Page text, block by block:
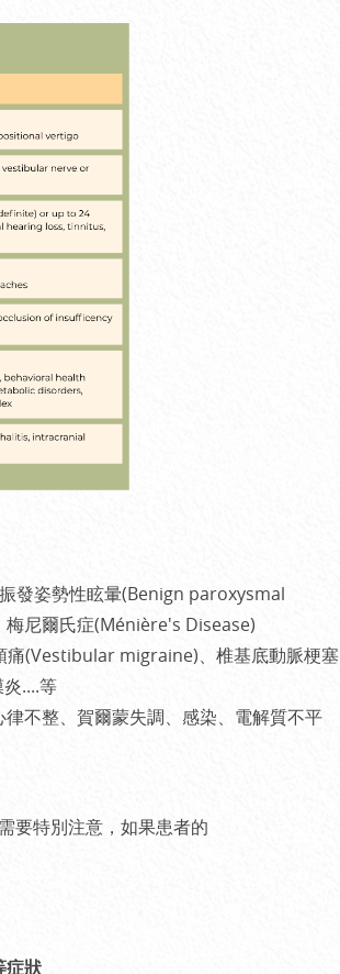
發姿勢性眩暈(Benign paroxysmal
尼爾氏症(Ménière's Disease)
痛(Vestibular migraine)、椎基底動脈梗塞
....等
不整、賀爾蒙失調、感染、電解質不平
要特別注意，如果患者的
症狀